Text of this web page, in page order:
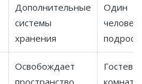
Дополнительные
системы
хранения
Один
человек,
Освобождает
пространство
комната